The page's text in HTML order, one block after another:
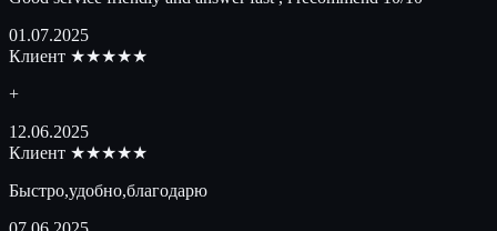
01.07.2025
Клиент ★★★★★
+
12.06.2025
Клиент ★★★★★
Быстро,удобно,благодарю